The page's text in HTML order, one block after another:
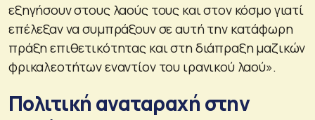
εξηγήσουν στους λαούς τους και στον κόσμο γιατί
επέλεξαν να συμπράξουν σε αυτή την κατάφωρη
πράξη επιθετικότητας και στη διάπραξη μαζικών
φρικαλεοτήτων εναντίον του ιρανικού λαού».
Πολιτική αναταραχή στην